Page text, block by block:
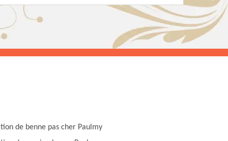
de benne pas cher Paulmy